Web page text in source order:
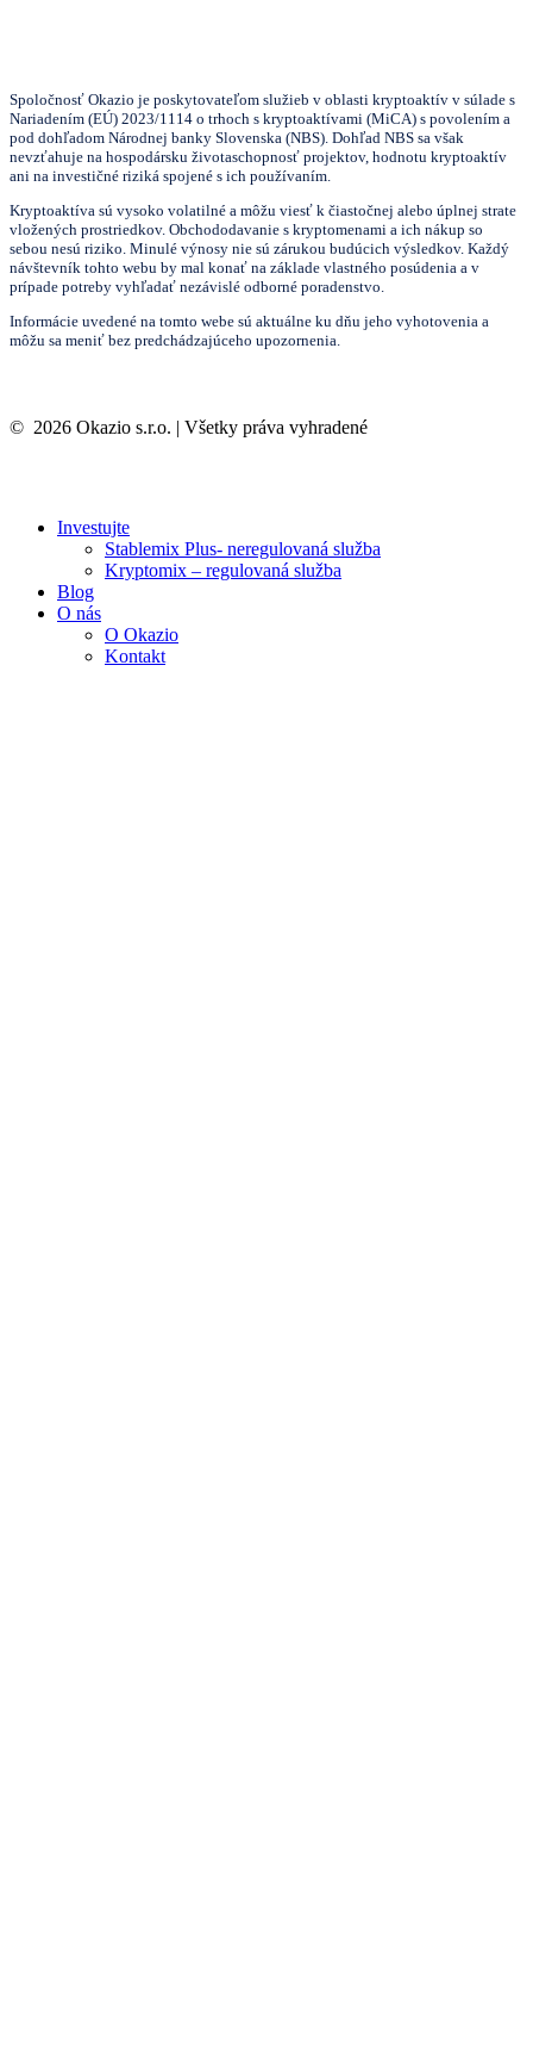
Spoločnosť Okazio je poskytovateľom služieb v oblasti kryptoaktív v súlade s
Nariadením (EÚ) 2023/1114 o trhoch s kryptoaktívami (MiCA) s povolením a
pod dohľadom Národnej banky Slovenska (NBS). Dohľad NBS sa však
nevzťahuje na hospodársku životaschopnosť projektov, hodnotu kryptoaktív
ani na investičné riziká spojené s ich používaním.
Kryptoaktíva sú vysoko volatilné a môžu viesť k čiastočnej alebo úplnej strate
vložených prostriedkov. Obchododavanie s kryptomenami a ich nákup so
sebou nesú riziko. Minulé výnosy nie sú zárukou budúcich výsledkov. Každý
návštevník tohto webu by mal konať na základe vlastného posúdenia a v
prípade potreby vyhľadať nezávislé odborné poradenstvo.
Informácie uvedené na tomto webe sú aktuálne ku dňu jeho vyhotovenia a
môžu sa meniť bez predchádzajúceho upozornenia.
© 2026 Okazio s.r.o. | Všetky práva vyhradené
Investujte
Stablemix Plus- neregulovaná služba
Kryptomix – regulovaná služba
Blog
O nás
O Okazio
Kontakt